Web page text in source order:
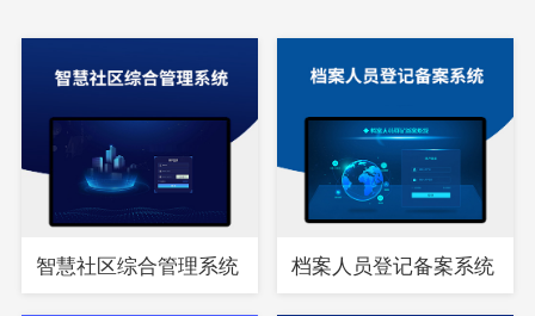
智慧社区综合管理系统 档案人员登记备案系统